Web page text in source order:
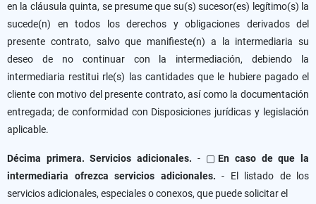
en la cláusula quinta, se presume que su(s) sucesor(es) legítimo(s) la
sucede(n) en todos los derechos y obligaciones derivados del
presente contrato, salvo que manifieste(n) a la intermediaria su
deseo de no continuar con la intermediación, debiendo la
intermediaria restitui rle(s) las cantidades que le hubiere pagado el
cliente con motivo del presente contrato, así como la documentación
entregada; de conformidad con Disposiciones jurídicas y legislación
aplicable.
Décima primera. Servicios adicionales. - ▢En caso de que la
intermediaria ofrezca servicios adicionales. - El listado de los
servicios adicionales, especiales o conexos, que puede solicitar el